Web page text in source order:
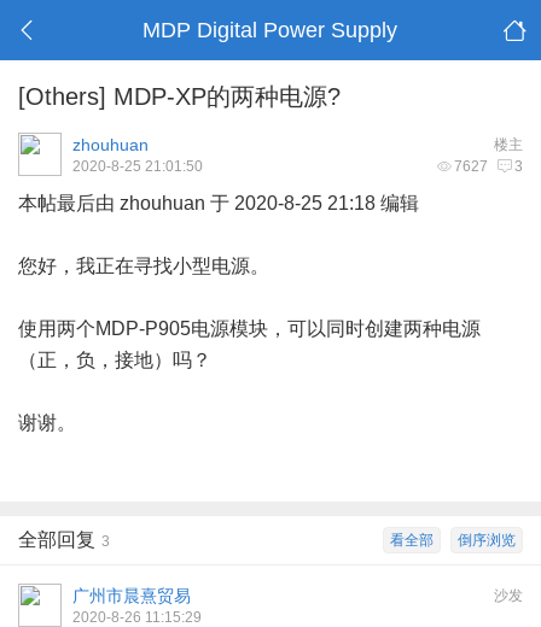
MDP Digital Power Supply
[Others] MDP-XP的两种电源?
楼主
zhouhuan
7627 3
2020-8-25 21:01:50
本帖最后由 zhouhuan 于 2020-8-25 21:18 编辑
您好，我正在寻找小型电源。
使用两个MDP-P905电源模块，可以同时创建两种电源
（正，负，接地）吗？
谢谢。
倒序浏览
看全部
全部回复 3
沙发
广州市晨熹贸易
2020-8-26 11:15:29